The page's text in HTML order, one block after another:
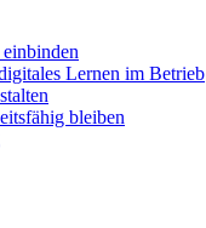
Lernen im Betrieb
bleiben